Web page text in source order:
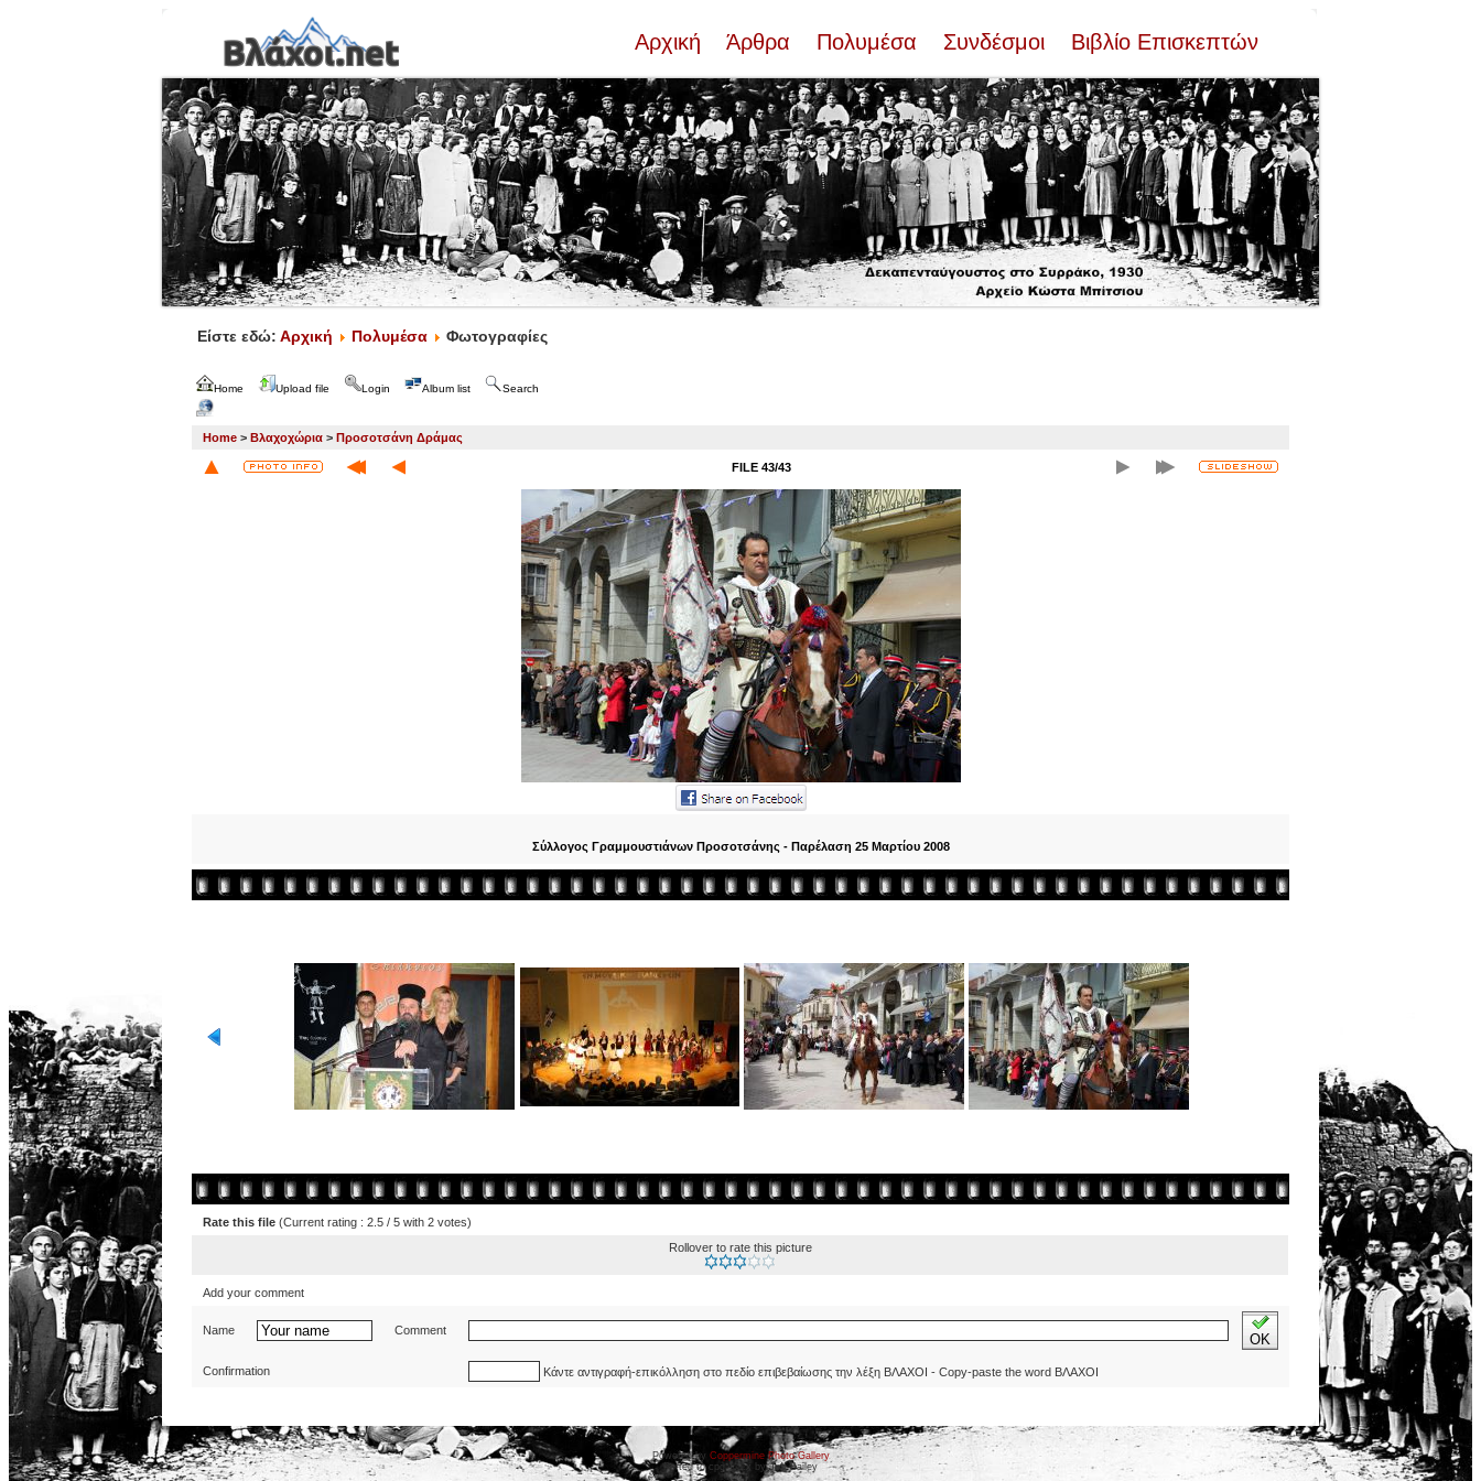
Αρχική Άρθρα Πολυμέσα Συνδέσμοι Βιβλίο Επισκεπτών
Είστε εδώ: Αρχική Πολυμέσα Φωτογραφίες
Home Upload file Login Album list Search
Home > Βλαχοχώρια > Προσοτσάνη Δράμας
FILE 43/43
Σύλλογος Γραμμουστιάνων Προσοτσάνης - Παρέλαση 25 Μαρτίου 2008
Rate this file (Current rating : 2.5 / 5 with 2 votes)
Rollover to rate this picture
Add your comment
Name Comment
OK
Confirmation Κάντε αντιγραφή-επικόλληση στο πεδίο επιβεβαίωσης την λέξη ΒΛΑΧΟΙ - Copy-paste the word ΒΛΑΧΟΙ
Powered by Coppermine Photo Gallery
Ported to cpg 1.5.x by Jeff Bailey